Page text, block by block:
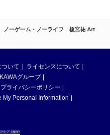
ノーゲーム・ノーライフ 榎宮祐 Art
ついて
ライセンスについて
グループ
プライバシーポリシー
My Personal Information